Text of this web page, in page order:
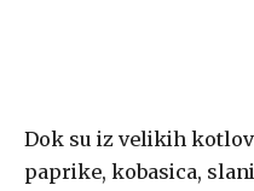
Dok su iz velikih
paprike, kobasica,